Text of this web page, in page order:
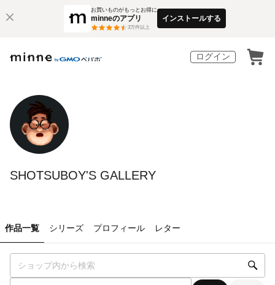
お買いものがもっとお得に
minneのアプリ
3万件以上
インストールする
ログイン
SHOTSUBOY'S GALLERY
作品一覧 シリーズ プロフィール レター